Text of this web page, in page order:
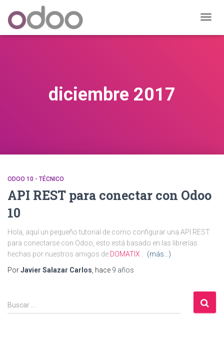
MODO
diciembre 2017
ODOO 10 - TÉCNICO
API REST para conectar con Odoo
10
Hola, aquí un pequeño tutorial de como configurar una API REST
para conectarse con Odoo, esto está basado en las librerías
hechas por nuestros amigos de DOMATIX
(más…)
PorJavier Salazar Carlos , hace 9 años
B
u
Buscar …